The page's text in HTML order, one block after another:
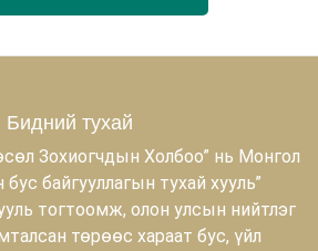
Бидний тухай
Зохиогчдын Холбоо” нь Монгол
байгууллагын тухай хууль”
тогтоомж, олон улсын нийтлэг
төрөөс хараат бус, үйл